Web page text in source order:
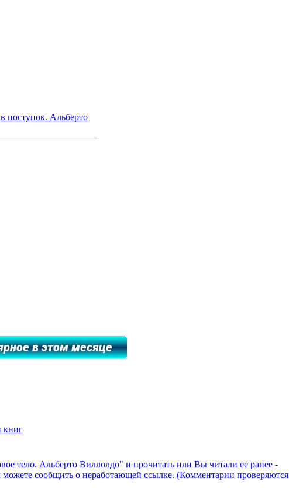
поступок. Альберто
книг
тело. Альберто Виллолдо" и прочитать или Вы читали ее ранее -
можете сообщить о неработающей ссылке. (Комментарии проверяются